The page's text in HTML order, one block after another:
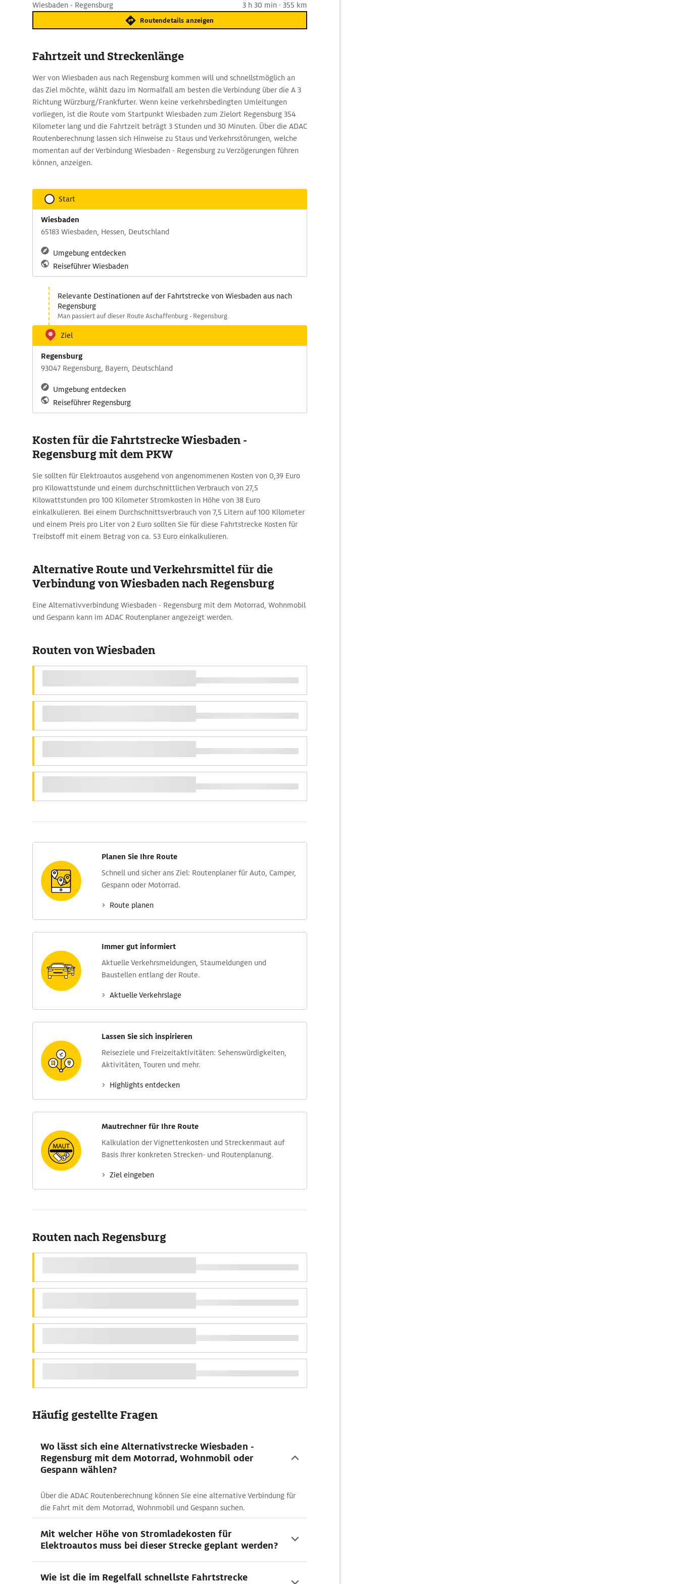
Wiesbaden - Regensburg 3 h 30 min · 355 km
Routendetails anzeigen
Fahrtzeit und Streckenlänge
Wer von Wiesbaden aus nach Regensburg kommen will und schnellstmöglich an
das Ziel möchte, wählt dazu im Normalfall am besten die Verbindung über die A 3
Richtung Würzburg/Frankfurter. Wenn keine verkehrsbedingten Umleitungen
vorliegen, ist die Route vom Startpunkt Wiesbaden zum Zielort Regensburg 354
Kilometer lang und die Fahrtzeit beträgt 3 Stunden und 30 Minuten. Über die ADAC
Routenberechnung lassen sich Hinweise zu Staus und Verkehrsstörungen, welche
momentan auf der Verbindung Wiesbaden - Regensburg zu Verzögerungen führen
können, anzeigen.
Start
Wiesbaden
65183 Wiesbaden, Hessen, Deutschland
Umgebung entdecken
Reiseführer Wiesbaden
Relevante Destinationen auf der Fahrtstrecke von Wiesbaden aus nach
Regensburg
Man passiert auf dieser Route Aschaffenburg - Regensburg.
Ziel
Regensburg
93047 Regensburg, Bayern, Deutschland
Umgebung entdecken
Reiseführer Regensburg
Kosten für die Fahrtstrecke Wiesbaden -
Regensburg mit dem PKW
Sie sollten für Elektroautos ausgehend von angenommenen Kosten von 0,39 Euro
pro Kilowattstunde und einem durchschnittlichen Verbrauch von 27,5
Kilowattstunden pro 100 Kilometer Stromkosten in Höhe von 38 Euro
einkalkulieren. Bei einem Durchschnittsverbrauch von 7,5 Litern auf 100 Kilometer
und einem Preis pro Liter von 2 Euro sollten Sie für diese Fahrtstrecke Kosten für
Treibstoff mit einem Betrag von ca. 53 Euro einkalkulieren.
Alternative Route und Verkehrsmittel für die
Verbindung von Wiesbaden nach Regensburg
Eine Alternativverbindung Wiesbaden - Regensburg mit dem Motorrad, Wohnmobil
und Gespann kann im ADAC Routenplaner angezeigt werden.
Routen von Wiesbaden
Planen Sie Ihre Route
Schnell und sicher ans Ziel: Routen­planer für Auto, Camper,
Gespann oder Motorrad.
Route planen
Immer gut informiert
Aktuelle Verkehrs­meldungen, Stau­meldungen und
Baustellen entlang der Route.
Aktuelle Verkehrs­lage
Lassen Sie sich inspirieren
Reise­ziele und Freizeit­aktivitäten: Sehens­würdig­keiten,
Aktivitäten, Touren und mehr.
Highlights entdecken
Mautrechner für Ihre Route
Kalkulation der Vignettenkosten und Streckenmaut auf
Basis Ihrer konkreten Strecken- und Routenplanung.
Ziel eingeben
Routen nach Regensburg
Häufig gestellte Fragen
Wo lässt sich eine Alternativstrecke Wiesbaden -
Regensburg mit dem Motorrad, Wohnmobil oder
Gespann wählen?
Über die ADAC Routenberechnung können Sie eine alternative Verbindung für
die Fahrt mit dem Motorrad, Wohnmobil und Gespann suchen.
Mit welcher Höhe von Stromladekosten für
Elektroautos muss bei dieser Strecke geplant werden?
Wie ist die im Regelfall schnellste Fahrtstrecke